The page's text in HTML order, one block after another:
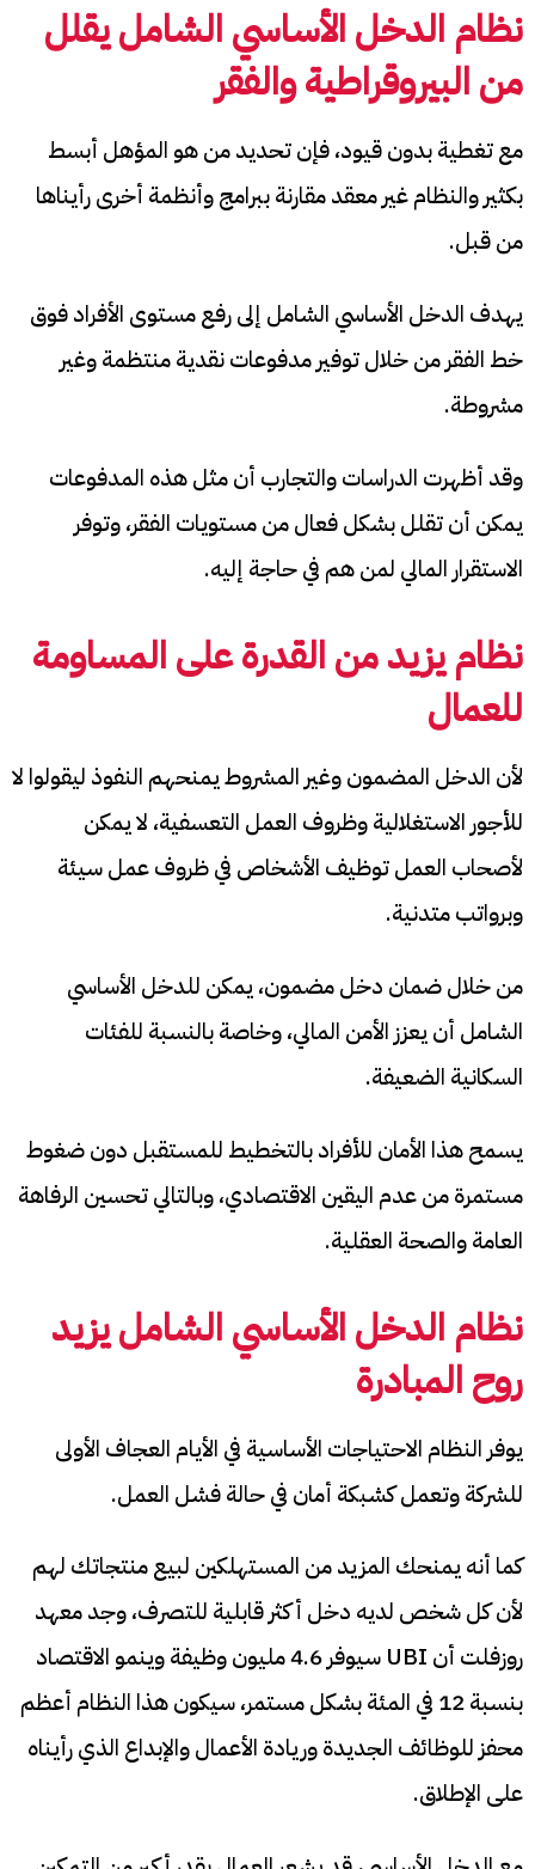
نظام الدخل الأساسي الشامليقلل
من البيروقراطيةوالفقر
مع تغطية بدون قيود، فإن تحديد من هو المؤهل أبسط
بكثير والنظام غير معقد مقارنة ببرامج وأنظمة أخرى رأيناها
من قبل.
يهدف الدخل الأساسي الشامل إلى رفع مستوى الأفراد فوق
خط الفقر من خلال توفير مدفوعات نقدية منتظمة وغير
مشروطة.
وقد أظهرت الدراسات والتجارب أن مثل هذه المدفوعات
يمكن أن تقلل بشكل فعال من مستويات الفقر، وتوفر
الاستقرار المالي لمن هم في حاجة إليه.
نظام يزيد من القدرة على المساومة
للعمال
لأن الدخل المضمون وغير المشروط يمنحهم النفوذ ليقولوا لا
للأجور الاستغلالية وظروف العمل التعسفية، لا يمكن
لأصحاب العمل توظيف الأشخاص في ظروف عمل سيئة
وبرواتب متدنية.
من خلال ضمان دخل مضمون، يمكن للدخل الأساسي
الشامل أن يعزز الأمن المالي، وخاصة بالنسبة للفئات
السكانية الضعيفة.
يسمح هذا الأمان للأفراد بالتخطيط للمستقبل دون ضغوط
مستمرة من عدم اليقين الاقتصادي، وبالتالي تحسين الرفاهة
العامة والصحة العقلية.
نظام الدخل الأساسي الشامل يزيد
روح المبادرة
يوفر النظام الاحتياجات الأساسية في الأيام العجاف الأولى
للشركة وتعمل كشبكة أمان في حالة فشل العمل.
كما أنه يمنحك المزيد من المستهلكين لبيع منتجاتك لهم
لأن كل شخص لديه دخل أكثر قابلية للتصرف، وجد معهد
روزفلت أن UBI سيوفر 4.6 مليون وظيفة وينمو الاقتصاد
بنسبة 12 في المئة بشكل مستمر، سيكون هذا النظام أعظم
محفز للوظائف الجديدة وريادة الأعمال والإبداع الذي رأيناه
على الإطلاق.